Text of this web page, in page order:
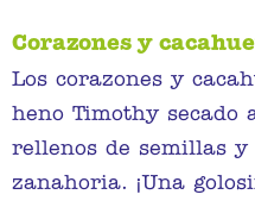
Corazones y
Los corazones y
heno Timothy secado
rellenos de semillas
zanahoria. ¡Una